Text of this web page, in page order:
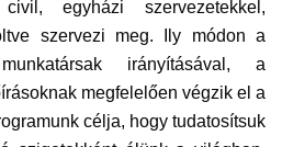
egyházi szervezetekkel,
szervezi meg. Ily módon a
irányításával, a
megfelelően végzik el a
célja, hogy tudatosítsuk